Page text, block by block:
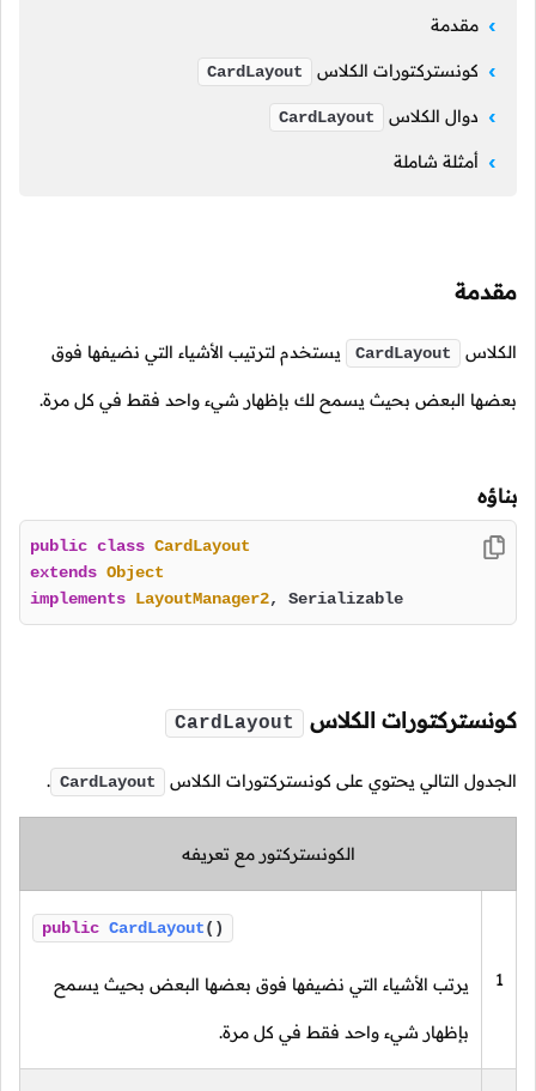
مقدمة
كونستركتورات الكلاس CardLayout
دوال الكلاس CardLayout
أمثلة شاملة
مقدمة
الكلاس CardLayout يستخدم لترتيب الأشياء التي نضيفها فوق
بعضها البعض بحيث يسمح لك بإظهار شيء واحد فقط في كل مرة.
بناؤه
public class CardLayout
extends Object
implements LayoutManager2, Serializable
كونستركتورات الكلاس CardLayout
الجدول التالي يحتوي على كونستركتورات الكلاس CardLayout
.
الكونستركتور مع تعريفه
1
public CardLayout()
يرتب الأشياء التي نضيفها فوق بعضها البعض بحيث يسمح
بإظهار شيء واحد فقط في كل مرة.